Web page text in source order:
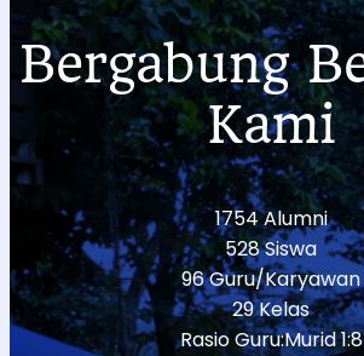
Bergabung
Kami
1754 Alumni
528 Siswa
96 Guru/Karyawan
29 Kelas
Rasio Guru:Murid 1:8